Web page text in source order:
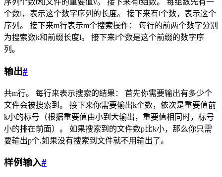
序列个数t和文件的重要值v。 接下来有t组数。 每组数先有一
个数l，表示这个数字序列的长度。 接下来有l个数，表示这个
序列。 接下来m行表示m个搜索操作： 每行的前两个数字分别
为搜索数k和前缀长度l。 接下来l个数是这个前缀的数字序
列。
输出#
共m行。 每行来表示搜索的结果： 首先你需要输出有多少个
文件会被搜索到。 接下来你需要输出k个数，依次是重要值前
k小的标号（根据重要值由小到大输出，重要值相同时，标号
小的排在前面）。 如果搜索到的文件数p比k小，那么你只需
要输出p个,如果没有搜索到文件就不用输出了。
样例输入#